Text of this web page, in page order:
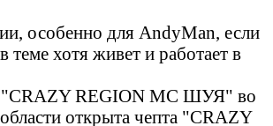
особенно для AndyMan, если
теме хотя живет и работает в
"CRAZY REGION MC ШУЯ" во
открыта чепта "CRAZY